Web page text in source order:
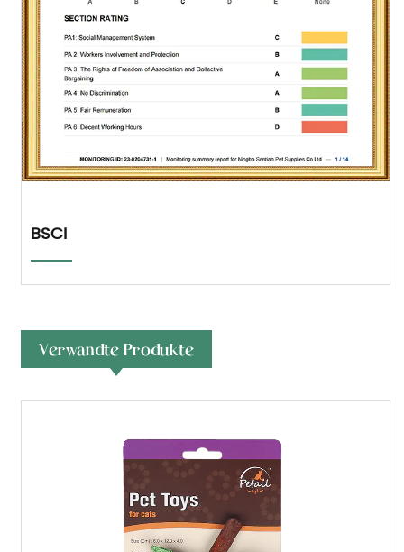
BSCI
Verwandte Produkte